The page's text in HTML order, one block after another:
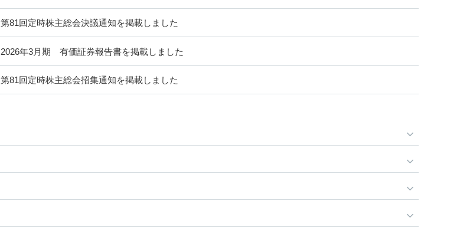
第81回定時株主総会決議通知を掲載しました
2026年3月期 有価証券報告書を掲載しました
第81回定時株主総会招集通知を掲載しました